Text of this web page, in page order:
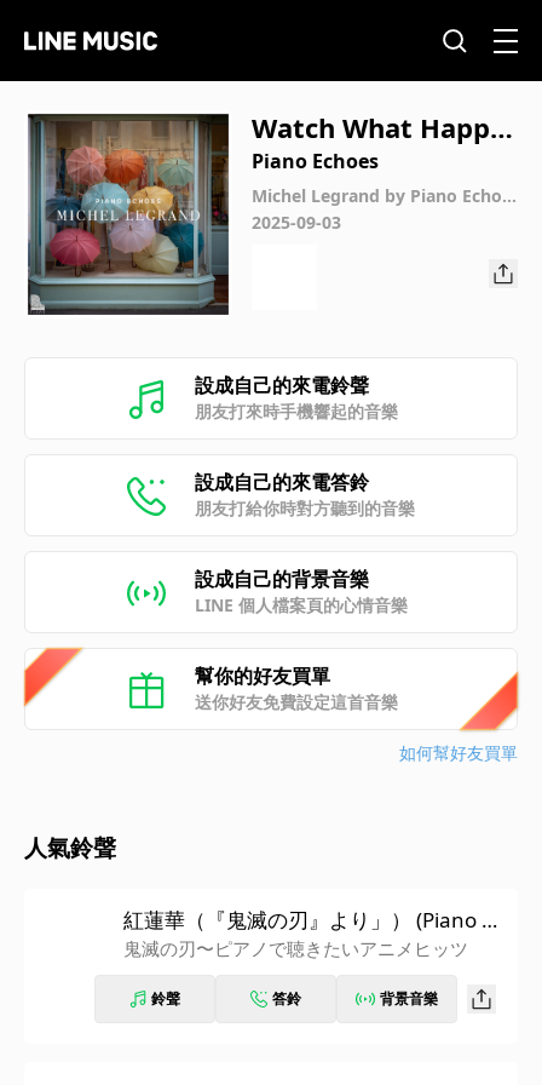
Watch What Happe
ns from Les Paraplu
ies de Cherbourg (P
iano Version)
Piano Echoes
Michel Legrand by Piano Echoe
s
2025-09-03
設成自己的來電鈴聲
朋友打來時手機響起的音樂
設成自己的來電答鈴
朋友打給你時對方聽到的音樂
設成自己的背景音樂
LINE 個人檔案頁的心情音樂
幫你的好友買單
送你好友免費設定這首音樂
如何幫好友買單
人氣鈴聲
紅蓮華（『鬼滅の刃』より」） (Piano Ve
r.)
鬼滅の刃〜ピアノで聴きたいアニメヒッツ
鈴聲 答鈴 背景音樂